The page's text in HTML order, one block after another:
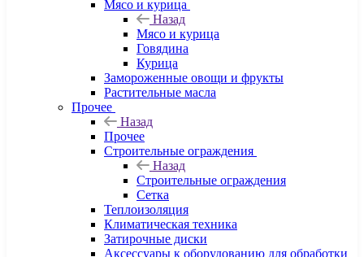
Мясо и курица
Назад
Мясо и курица
Говядина
Курица
Замороженные овощи и фрукты
Растительные масла
Прочее
Назад
Прочее
Строительные ограждения
Назад
Строительные ограждения
Сетка
Теплоизоляция
Климатическая техника
Затирочные диски
Аксессуары к оборудованию для обработки